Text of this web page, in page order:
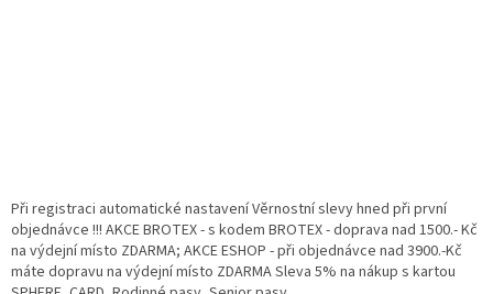
Při registraci automatické nastavení Věrnostní slevy hned při první
objednávce !!! AKCE BROTEX - s kodem BROTEX - doprava nad 1500.- Kč
na výdejní místo ZDARMA; AKCE ESHOP - při objednávce nad 3900.-Kč
máte dopravu na výdejní místo ZDARMA Sleva 5% na nákup s kartou